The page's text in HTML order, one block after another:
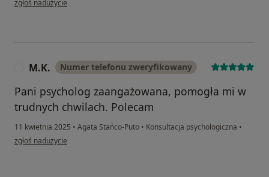
zgłoś nadużycie
M.K. Numer telefonu zweryfikowany
Pani psycholog zaangażowana, pomogła mi w
trudnych chwilach. Polecam
11 kwietnia 2025 • Agata Stańco-Puto • Konsultacja psychologiczna •
w opinii użytkownika M.K.
zgłoś nadużycie